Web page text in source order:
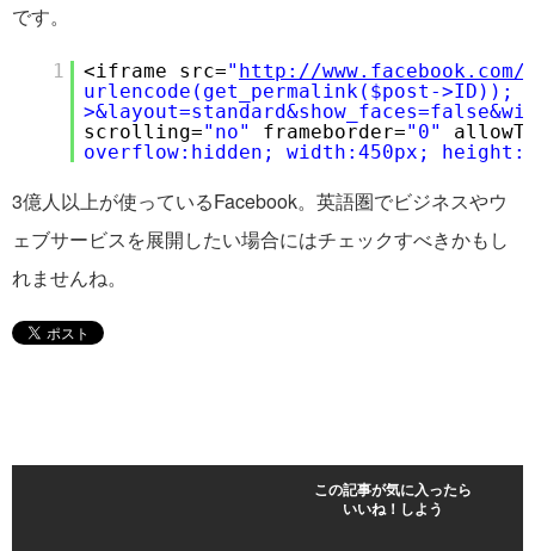
です。
1 <iframe src=" http://
urlencode(get_permalink($post->ID));
scrolling="no" frameborder="0"
overflow:hidden; width:450px;
3億人以上が使っているFacebook。英語圏でビジネスやウ
ェブサービスを展開したい場合にはチェックすべきかもし
れませんね。
この記事が気に入ったら
いいね！しよう